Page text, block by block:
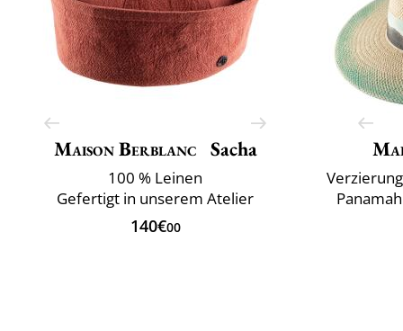
Maison Berblanc Sacha
100 % Leinen
Gefertigt in unserem Atelier
140€00